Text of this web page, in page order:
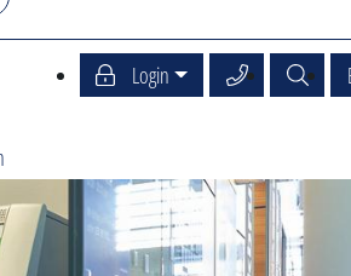
Login Service Center
Suche